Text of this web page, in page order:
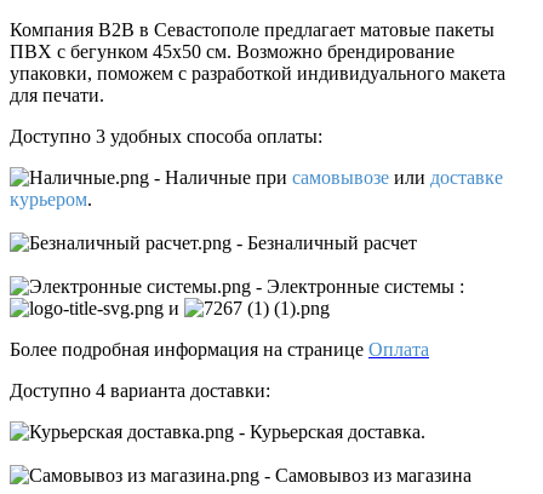
Компания B2B в Севастополе предлагает матовые пакеты
ПВХ с бегунком 45х50 см. Возможно брендирование
упаковки, поможем с разработкой индивидуального макета
для печати.
Доступно 3 удобных способа оплаты:
- Наличные при самовывозе или доставке
курьером.
- Безналичный расчет
- Электронные системы :
и
Более подробная информация на странице Оплата
Доступно 4 варианта доставки:
- Курьерская доставка.
- Самовывоз из магазина